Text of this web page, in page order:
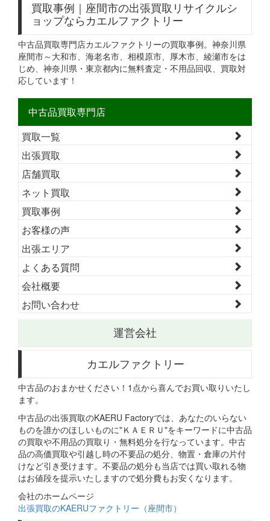
買取事例｜座間市の出張買取リサイクルシ
ョップならカエルファクトリー
中古品買取専門店カエルファクトリーの買取事例。神奈川県
座間市～大和市、海老名市、相模原市、厚木市、綾瀬市をは
じめ、神奈川県・東京都内に無料査定・不用品回収、買取対
応しています！
中古品買取専門店
買取一覧
出張買取
店舗買取
ネット買取
買取事例
お客様の声
出張エリア
よくある質問
会社概要
お問い合わせ
運営会社
カエルファクトリー
中古品のおまかせください！1点から喜んでお買い取りいたし
ます。
中古品の出張買取のKAERU Factoryでは、あなたのいらない
ものを誰かのほしいものに"ＫＡＥＲＵ"をキーワードに中古品
の買取や不用品の買取り・無料処分を行なっています。中古
品の高価買取や引越し時の不要品の処分、物置・倉庫の片付
けなど引き受けます。不要品の処分も当店では買い取れる物
はお値段を提示いたしますので処分費もお安くなります。
会社のホームページ
出張買取のKAERUファクトリー（座間市）